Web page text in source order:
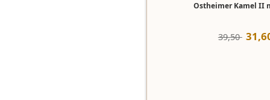
Ostheimer Kamel II
39,50  31,